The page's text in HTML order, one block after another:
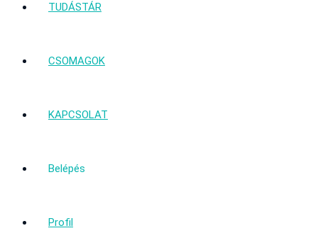
TUDÁSTÁR
CSOMAGOK
KAPCSOLAT
Belépés
Profil